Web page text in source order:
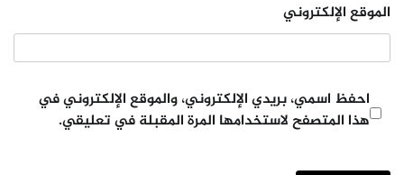
الموقع الإلكتروني
احفظ اسمي، بريدي الإلكتروني، والموقع الإلكتروني في
هذا المتصفح لاستخدامها المرة المقبلة في تعليقي.